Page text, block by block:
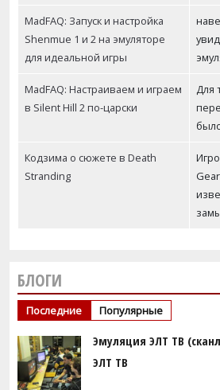
БЛОГИ
Последние Популярные
Эмуляция ЭЛТ ТВ
ЭЛТ ТВ
MadFAQ: Запуск и настройка
Shenmue 1 и 2 на эмуляторе
для идеальной игры
MadFAQ: Настраиваем и играем
в Silent Hill 2 по-царски
Для
Кодзима о сюжете в Death
Stranding